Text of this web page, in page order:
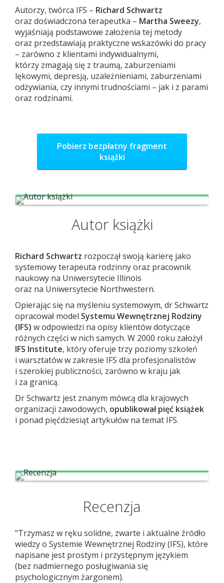
Autorzy, twórca IFS – Richard Schwartz
oraz doświadczona terapeutka – Martha Sweezy,
wyjaśniają podstawowe założenia tej metody
oraz przedstawiają praktyczne wskazówki do pracy
– zarówno z klientami indywidualnymi,
którzy zmagają się z traumą, zaburzeniami
lękowymi, depresją, uzależnieniami, zaburzeniami
odżywiania, czy innymi trudnościami – jak i z parami
oraz rodzinami.
Pobierz bezpłatny fragment
książki
Autor książki
Richard Schwartz rozpoczął swoją karierę jako
systemowy terapeuta rodzinny oraz pracownik
naukowy na Uniwersytecie Illinois
oraz na Uniwersytecie Northwestern.
Opierając się na myśleniu systemowym, dr Schwartz
opracował model Systemu Wewnętrznej Rodziny
(IFS) w odpowiedzi na opisy klientów dotyczące
różnych części w nich samych. W 2000 roku założył
IFS Institute, który oferuje trzy poziomy szkoleń
i warsztatów w zakresie IFS dla profesjonalistów
i szerokiej publiczności, zarówno w kraju jak
i za granicą.
Dr Schwartz jest znanym mówcą dla krajowych
organizacji zawodowych, opublikował pięć książek
i ponad pięćdziesiąt artykułów na temat IFS.
Recenzja
"Trzymasz w ręku solidne, zwarte i aktualne źródło
wiedzy o Systemie Wewnętrznej Rodziny (IFS), które
napisane jest prostym i przystępnym językiem
(bez nadmiernego posługiwania się
psychologicznym żargonem).